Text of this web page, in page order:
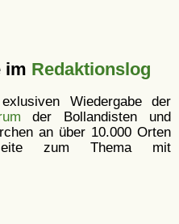
im Redaktionslog
Wiedergabe der
der Bollandisten und
an über 10.000 Orten
zum Thema mit